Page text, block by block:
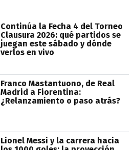
Continúa la Fecha 4 del Torneo
Clausura 2026: qué partidos se
juegan este sábado y dónde
verlos en vivo
Franco Mastantuono, de Real
Madrid a Fiorentina:
¿Relanzamiento o paso atrás?
Lionel Messi y la carrera hacia